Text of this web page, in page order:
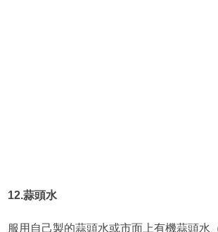
12.蒜頭水
服用自己製的蒜頭水或市面上有機蒜頭水